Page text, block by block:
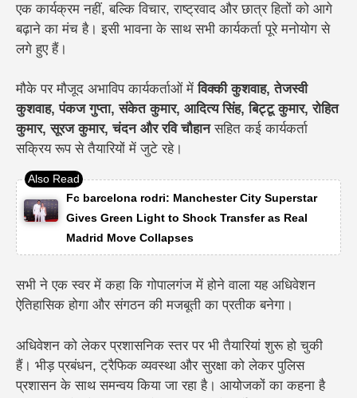
एक कार्यक्रम नहीं, बल्कि विचार, राष्ट्रवाद और छात्र हितों को आगे
बढ़ाने का मंच है। इसी भावना के साथ सभी कार्यकर्ता पूरे मनोयोग से
लगे हुए हैं।
मौके पर मौजूद अभाविप कार्यकर्ताओं मेंविक्की कुशवाह, तेजस्वी
कुशवाह, पंकज गुप्ता, संकेत कुमार, आदित्य सिंह, बिट्टू कुमार, रोहित
कुमार, सूरज कुमार, चंदन और रवि चौहानसहित कई कार्यकर्ता
सक्रिय रूप से तैयारियों में जुटे रहे।
Fc barcelona rodri: Manchester City Superstar
Gives Green Light to Shock Transfer as Real
Madrid Move Collapses
सभी ने एक स्वर में कहा कि गोपालगंज में होने वाला यह अधिवेशन
ऐतिहासिक होगा और संगठन की मजबूती का प्रतीक बनेगा।
अधिवेशन को लेकर प्रशासनिक स्तर पर भी तैयारियां शुरू हो चुकी
हैं। भीड़ प्रबंधन, ट्रैफिक व्यवस्था और सुरक्षा को लेकर पुलिस
प्रशासन के साथ समन्वय किया जा रहा है। आयोजकों का कहना है